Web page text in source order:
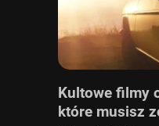
Kultowe filmy
które musisz